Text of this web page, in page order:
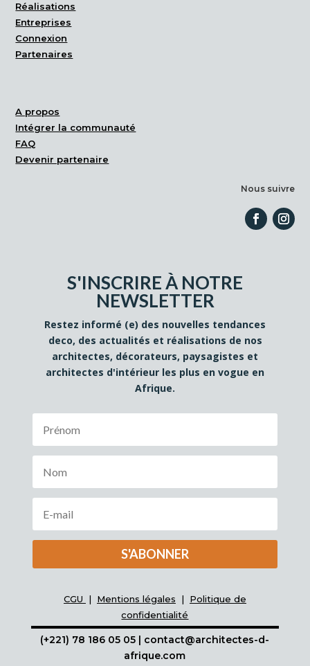
Réalisations
Entreprises
Connexion
Partenaires
A propos
Intégrer la communauté
FAQ
Devenir partenaire
Nous suivre
S'INSCRIRE À NOTRE
NEWSLETTER
Restez informé (e) des nouvelles tendances
deco, des actualités et réalisations de nos
architectes, décorateurs, paysagistes et
architectes d'intérieur les plus en vogue en
Afrique.
S'ABONNER
CGU | Mentions légales | Politique de
confidentialité
(+221) 78 186 05 05 | contact@architectes-d-
afrique.com